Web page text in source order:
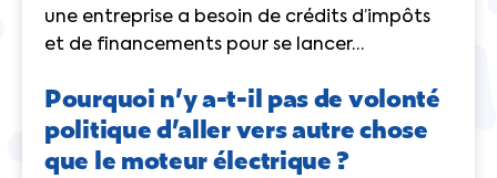
une entreprise a besoin de crédits d’impôts
et de financements pour se lancer…
Pourquoi n’y a-t-il pas de volonté
politique d’aller vers autre chose
que le moteur électrique ?